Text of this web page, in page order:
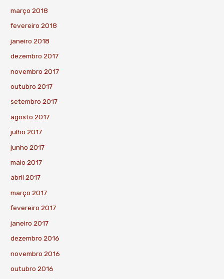
março 2018
fevereiro 2018
janeiro 2018
dezembro 2017
novembro 2017
outubro 2017
setembro 2017
agosto 2017
julho 2017
junho 2017
maio 2017
abril 2017
março 2017
fevereiro 2017
janeiro 2017
dezembro 2016
novembro 2016
outubro 2016